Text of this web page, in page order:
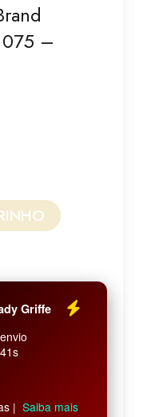
–
Griffe
| Saiba mais